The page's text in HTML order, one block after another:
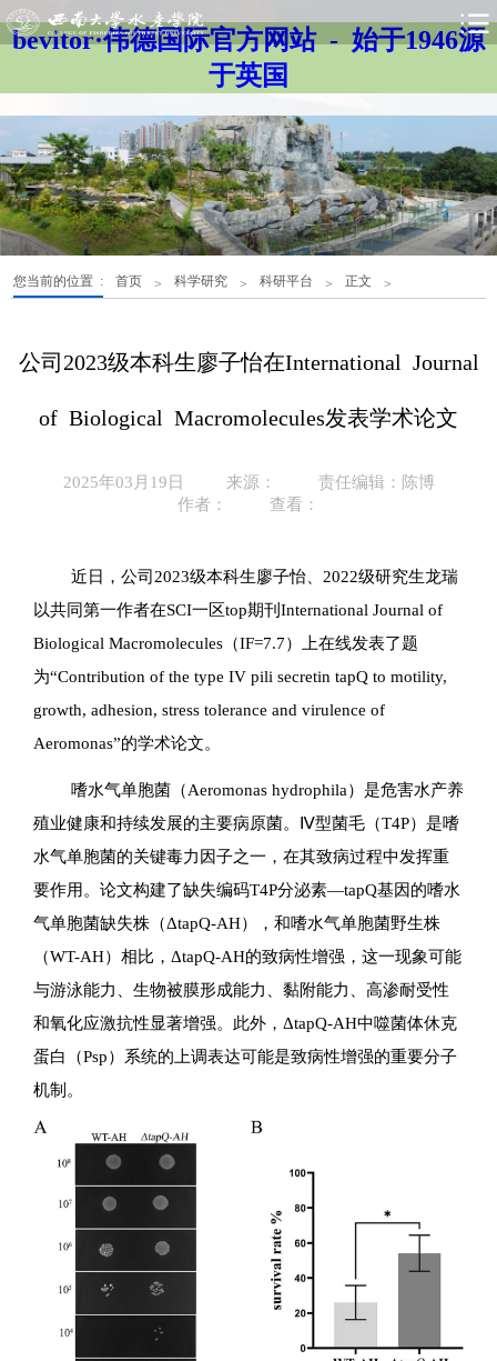
bevitor·伟德国际官方网站 - 始于1946源
于英国
您当前的位置 : 首页 > 科学研究 > 科研平台 > 正文 >
公司2023级本科生廖子怡在International Journal
of Biological Macromolecules发表学术论文
2025年03月19日 来源：
责任编辑：陈博
作者：
查看：
近日，公司2023级本科生廖子怡、2022级研究生龙瑞
以共同第一作者在SCI一区top期刊International Journal of
Biological Macromolecules（IF=7.7）上在线发表了题
为“Contribution of the type IV pili secretin tapQ to motility,
growth, adhesion, stress tolerance and virulence of
Aeromonas”的学术论文。
嗜水气单胞菌（Aeromonas hydrophila）是危害水产养
殖业健康和持续发展的主要病原菌。Ⅳ型菌毛（T4P）是嗜
水气单胞菌的关键毒力因子之一，在其致病过程中发挥重
要作用。论文构建了缺失编码T4P分泌素—tapQ基因的嗜水
气单胞菌缺失株（ΔtapQ-AH），和嗜水气单胞菌野生株
（WT-AH）相比，ΔtapQ-AH的致病性增强，这一现象可能
与游泳能力、生物被膜形成能力、黏附能力、高渗耐受性
和氧化应激抗性显著增强。此外，ΔtapQ-AH中噬菌体休克
蛋白（Psp）系统的上调表达可能是致病性增强的重要分子
机制。